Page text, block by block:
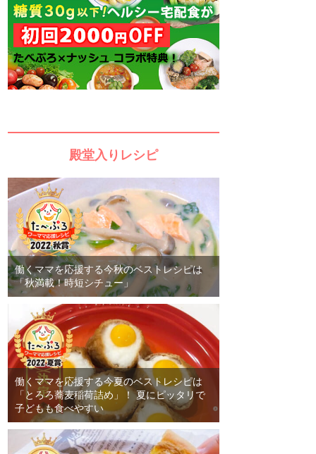
殿堂入りレシピ
働くママを応援する今秋のベストレシピは
「秋満載！時短シチュー」
働くママを応援する今夏のベストレシピは
「とろろ蕎麦稲荷詰め」！ 夏にピッタリで
子どもも食べやすい